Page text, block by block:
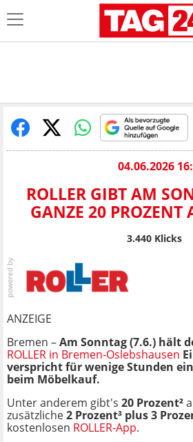
04.06.2026
ROLLER GIBT AM
GANZE 20 PROZENT
3.440 Klicks
ANZEIGE
Bremen –Am Sonntag (7.6.) hält
ROLLER in Bremen-Oslebshausen
verspricht für wenige Stunden
beim Möbelkauf.
Unter anderem gibt's 20 Prozent²
zusätzliche2 Prozent³ plus 3
kostenlosen ROLLER-App.